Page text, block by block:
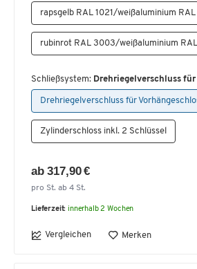
rapsgelb RAL 1021/weißaluminium
rubinrot RAL 3003/weißaluminium
Schließsystem: Drehriegelverschluss für
Drehriegelverschluss für
Zylinderschloss inkl. 2 Schlüssel
ab 317,90 €
pro St. ab 4 St.
Lieferzeit: innerhalb 2 Wochen
Vergleichen Merken